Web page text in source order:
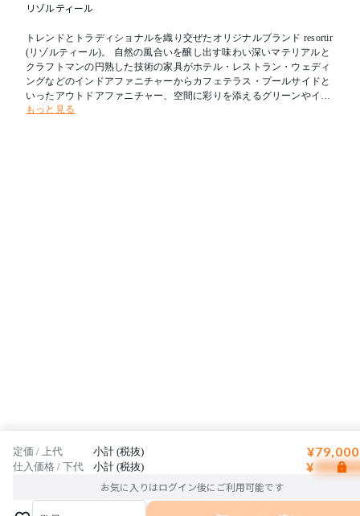
リゾルティール
トレンドとトラディショナルを織り交ぜたオリジナルブランド resortir
(リゾルティール)。 自然の風合いを醸し出す味わい深いマテリアルと
クラフトマンの円熟した技術の家具がホテル・レストラン・ウェディ
ングなどのインドアファニチャーからカフェテラス・プールサイドと
いったアウトドアファニチャー、空間に彩りを添えるグリーンやイン
テリア小物など、さまざまなコントラクトユースに対応いたします。
もっと見る
定価 / 上代 小計 (税抜)
仕入価格 / 下代 小計 (税抜) ¥
お気に入りはログイン後にご利用可能です